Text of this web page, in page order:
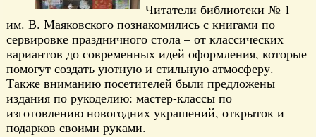
Читатели библиотеки № 1
им. В. Маяковского познакомились с книгами по
сервировке праздничного стола – от классических
вариантов до современных идей оформления, которые
помогут создать уютную и стильную атмосферу.
Также вниманию посетителей были предложены
издания по рукоделию: мастер-классы по
изготовлению новогодних украшений, открыток и
подарков своими руками.